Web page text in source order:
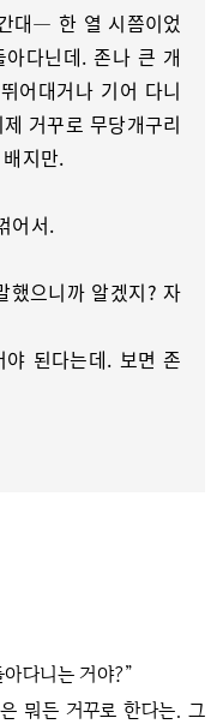
대― 한 열 시쯤이었
다닌데. 존나 큰 개
어대거나 기어 다니
거꾸로 무당개구리
지만.
어서.
했으니까 알겠지? 자
된다는데. 보면 존
다니는 거야?”
뭐든 거꾸로 한다는. 그